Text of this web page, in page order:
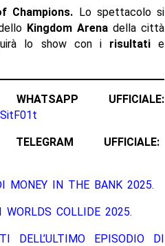
Champions. Lo spettacolo si
Kingdom Arenadella città
lo show con i risultati e
UFFICIALE:
UFFICIALE:
MONEY IN THE BANK 2025.
COLLIDE 2025.
DELL’ULTIMO EPISODIO DI